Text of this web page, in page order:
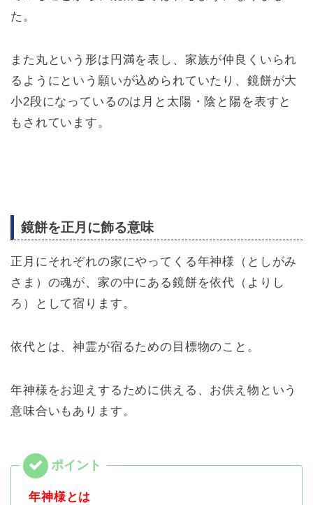
た。
また丸という形は円満を表し、家族が仲良くいられ
るようにという願いが込められていたり、鏡餅が大
小2段になっているのは月と太陽・陰と陽を表すと
もされています。
鏡餅を正月に飾る意味
正月にそれぞれの家にやってくる年神様（としがみ
さま）の魂が、家の中にある鏡餅を依代（よりし
ろ）として宿ります。
依代とは、神霊が宿るための目標物のこと。
年神様をお迎えするために供える、お供え物という
意味合いもあります。
年神様とは